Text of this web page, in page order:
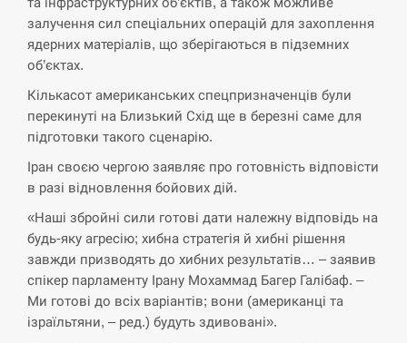
СЕРПЕНЬ
13:23
“Они должны быть уничтожены”: в
МИДе ответили, как отреагируют на…
СЕРПЕНЬ
13:10
Тайвань проводить найбільші військові
навчання на тлі загрози вторгнення з…
СЕРПЕНЬ
12:53
США обсуждают лицензии на Patriot для
Украины, несмотря на сомнения…
СЕРПЕНЬ
залучення сил спеціальних операцій для захоплення
ядерних матеріалів, що зберігаються в підземних
об’єктах.
Кількасот американських спецпризначенців були
перекинуті на Близький Схід ще в березні саме для
підготовки такого сценарію.
Іран своєю чергою заявляє про готовність відповісти
в разі відновлення бойових дій.
«Наші збройні сили готові дати належну відповідь на
будь-яку агресію; хибна стратегія й хибні рішення
завжди призводять до хибних результатів… – заявив
спікер парламенту Ірану Мохаммад Багер Галібаф. –
Ми готові до всіх варіантів; вони (американці та
ізраїльтяни, – ред.) будуть здивовані».